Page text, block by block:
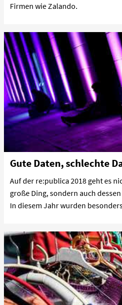
Firmen wie Zalando.
Gute Daten, schlechte
Auf der re:publica 2018 geht es
große Ding, sondern auch
In diesem Jahr wurden